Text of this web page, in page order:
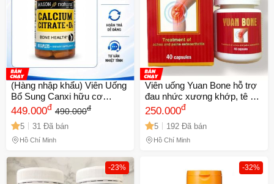
(Hàng nhập khẩu) Viên Uống
Bổ Sung Canxi hữu cơ
Citrate + D3 Mason Natural
của Mỹ
449.000đ 490.000đ
5 31 Đã bán
Hồ Chí Minh
Viên uống Yuan Bone hỗ trợ
đau nhức xương khớp, tê bì
chân tay, thiếu chất nhầy
khớp gối, khô khớp, thoát vị
đĩa đệm - Hỗ Trợ Giảm Đau
Khớp Cho Người Già - Hộp
250.000đ
5 192 Đã bán
Hồ Chí Minh
-23% -32%